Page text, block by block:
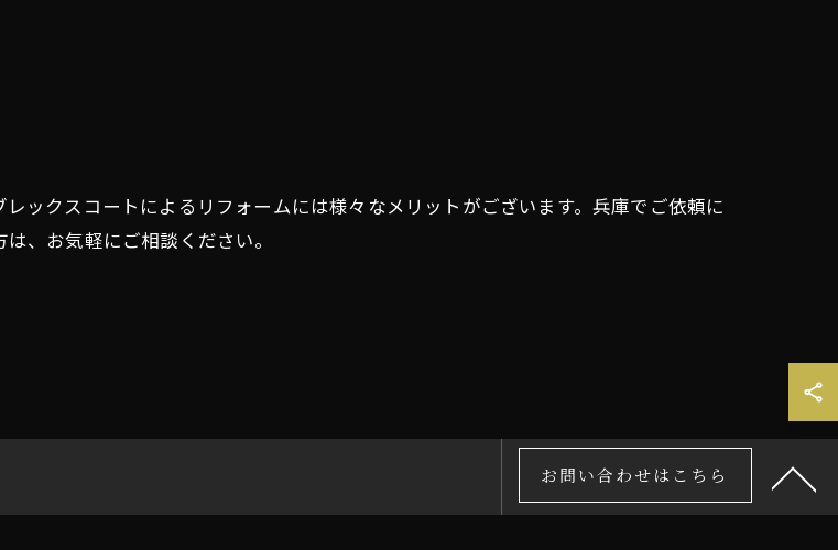
ックスコートによるリフォームには様々なメリットがございます。兵庫でご依頼に
、お気軽にご相談ください。
お問い合わせはこちら